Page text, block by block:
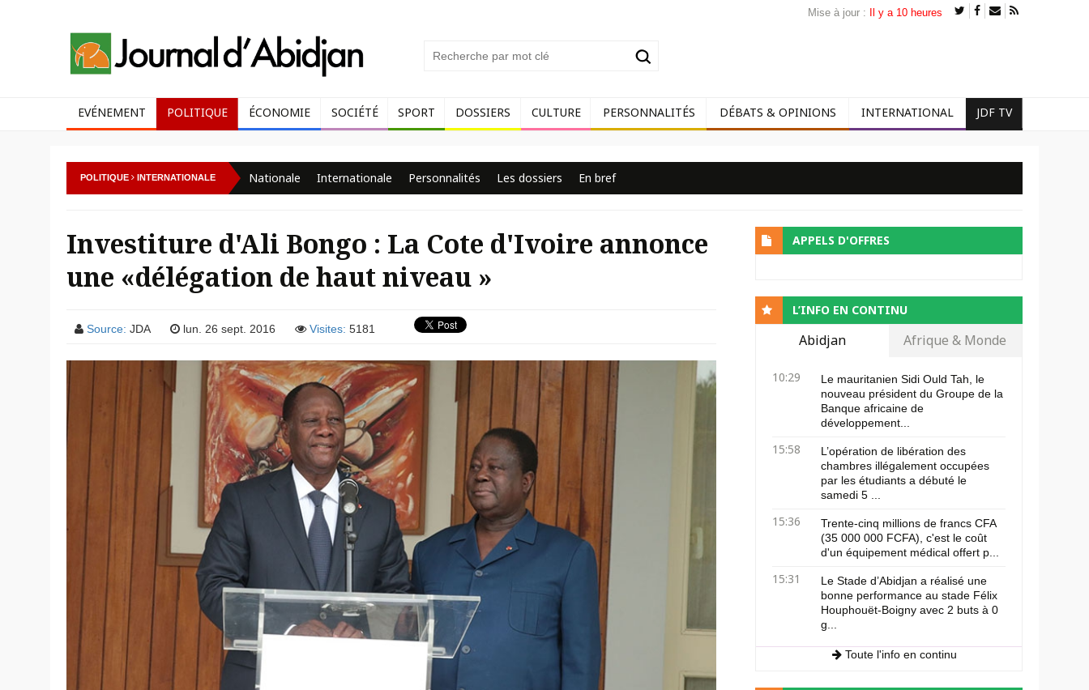
Mise à jour : Il y a 10 heures
EVÉNEMENT POLITIQUE ÉCONOMIE SOCIÉTÉ SPORT DOSSIERS CULTURE PERSONNALITÉS DÉBATS & OPINIONS INTERNATIONAL JDF TV
POLITIQUE INTERNATIONALE Nationale Internationale Personnalités Les dossiers En bref
Investiture d'Ali Bongo : La Cote d'Ivoire annonce
une «délégation de haut niveau »
Source: JDA lun. 26 sept. 2016 Visites: 5181
APPELS D'OFFRES
L’INFO EN CONTINU
Abidjan Afrique & Monde
10:29
Le mauritanien Sidi Ould Tah, le
nouveau président du Groupe de la
Banque africaine de
développement...
15:58
L’opération de libération des
chambres illégalement occupées
par les étudiants a débuté le
samedi 5 ...
15:36
Trente-cinq millions de francs CFA
(35 000 000 FCFA), c'est le coût
d'un équipement médical offert p...
15:31
Le Stade d’Abidjan a réalisé une
bonne performance au stade Félix
Houphouët-Boigny avec 2 buts à 0
g...
Toute l'info en continu